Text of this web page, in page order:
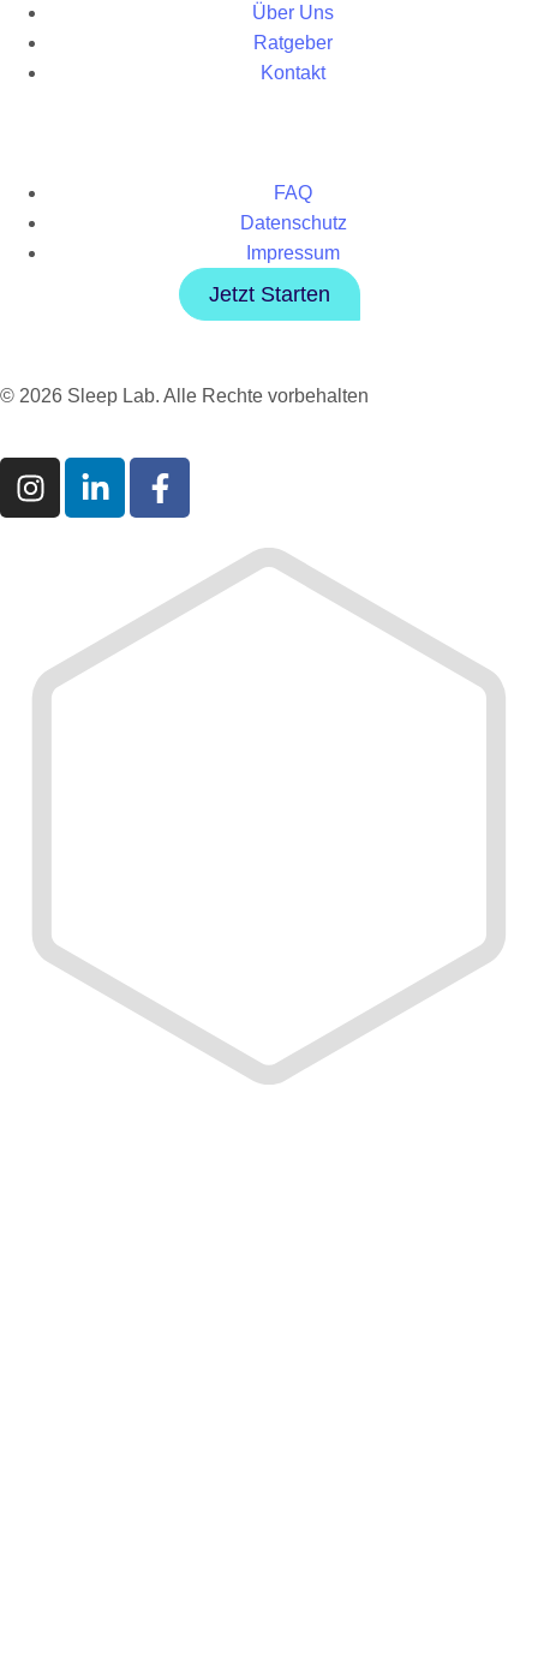
Über Uns
Ratgeber
Kontakt
FAQ
Datenschutz
Impressum
Jetzt Starten
© 2026 Sleep Lab. Alle Rechte vorbehalten